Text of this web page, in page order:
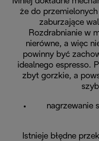
że do
zaburzające
Rozdrabnianie w
nierówne, a więc
powinny być
idealnego espresso.
zbyt gorzkie, a
nagrzewanie
Istnieje błędne